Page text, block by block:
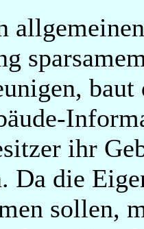
ihr
Da die
sollen,